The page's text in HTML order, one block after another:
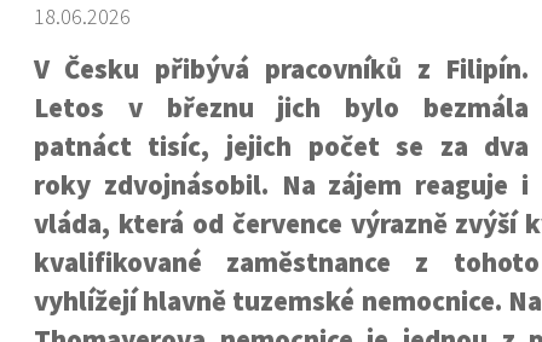
18.06.2026
V Česku přibývá pracovníků z Filipín.
Letos v březnu jich bylo bezmála
patnáct tisíc, jejich počet se za dva
roky zdvojnásobil. Na zájem reaguje i
vláda, která od července výrazně zvýší
kvalifikované zaměstnance z
vyhlížejí hlavně tuzemské nemocnice.